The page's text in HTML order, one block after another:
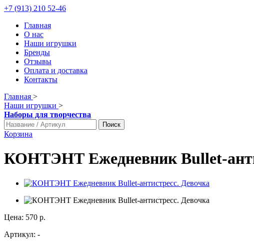
+7 (913) 210 52-46
Главная
О нас
Наши игрушки
Бренды
Отзывы
Оплата и доставка
Контакты
Главная >
Наши игрушки >
Наборы для творчества
Поиск
Корзина
КОНТЭНТ Ежедневник Bullet-
Цена: 570 р.
Артикул: -